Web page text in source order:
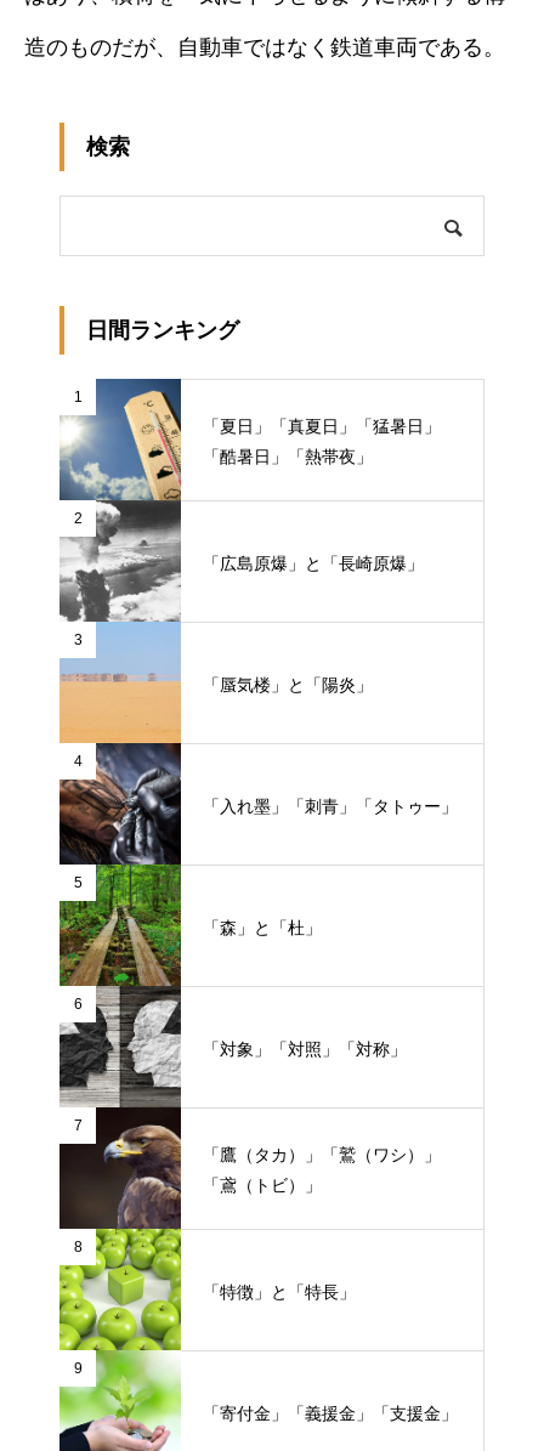
造のものだが、自動車ではなく鉄道車両である。
検索
日間ランキング
1
「夏日」「真夏日」「猛暑日」
「酷暑日」「熱帯夜」
2
「広島原爆」と「長崎原爆」
3
「蜃気楼」と「陽炎」
4
「入れ墨」「刺青」「タトゥー」
5
「森」と「杜」
6
「対象」「対照」「対称」
7
「鷹（タカ）」「鷲（ワシ）」
「鳶（トビ）」
8
「特徴」と「特長」
9
「寄付金」「義援金」「支援金」